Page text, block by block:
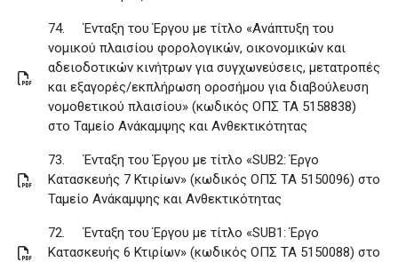
74.
Ένταξη του Έργου με τίτλο «Ανάπτυξη του
νομικού πλαισίου φορολογικών, οικονομικών και
αδειοδοτικών κινήτρων για συγχωνεύσεις, μετατροπές
και εξαγορές/εκπλήρωση οροσήμου για διαβούλευση
νομοθετικού πλαισίου» (κωδικός ΟΠΣ ΤΑ 5158838)
στο Ταμείο Ανάκαμψης και Ανθεκτικότητας
73.
Ένταξη του Έργου με τίτλο «SUB2: Έργο
Κατασκευής 7 Κτιρίων» (κωδικός ΟΠΣ ΤΑ 5150096) στο
Ταμείο Ανάκαμψης και Ανθεκτικότητας
72.
Ένταξη του Έργου με τίτλο «SUB1: Έργο
Κατασκευής 6 Κτιρίων» (κωδικός ΟΠΣ ΤΑ 5150088) στο